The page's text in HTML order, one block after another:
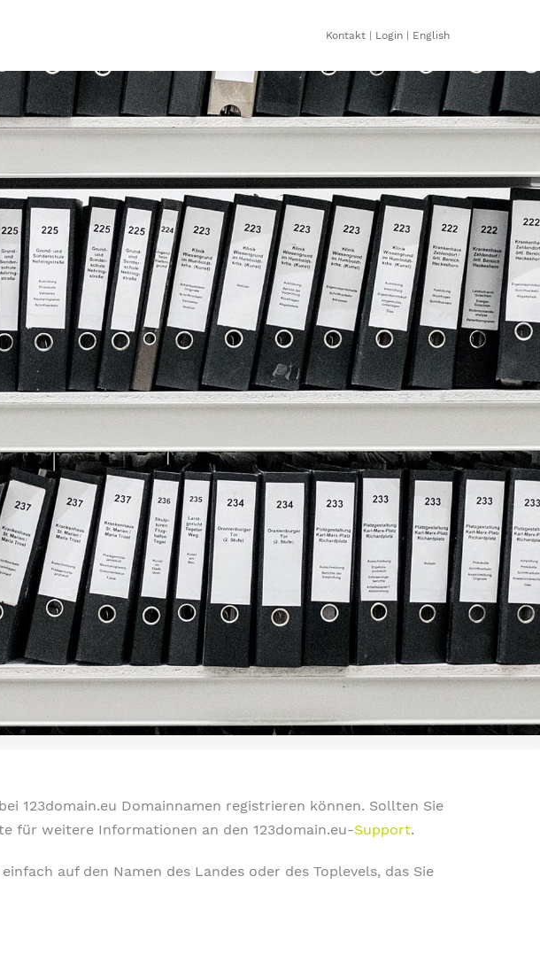
Kontakt Login English
123domain.eu Domainnamen registrieren können. Sollten Sie
für weitere Informationen an den 123domain.eu-Support.
auf den Namen des Landes oder des Toplevels, das Sie